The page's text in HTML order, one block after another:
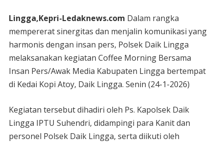
Lingga,Kepri-Ledaknews.com Dalam rangka
mempererat sinergitas dan menjalin komunikasi yang
harmonis dengan insan pers, Polsek Daik Lingga
melaksanakan kegiatan Coffee Morning Bersama
Insan Pers/Awak Media Kabupaten Lingga bertempat
di Kedai Kopi Atoy, Daik Lingga. Senin (24-1-2026)
Kegiatan tersebut dihadiri oleh Ps. Kapolsek Daik
Lingga IPTU Suhendri, didampingi para Kanit dan
personel Polsek Daik Lingga, serta diikuti oleh